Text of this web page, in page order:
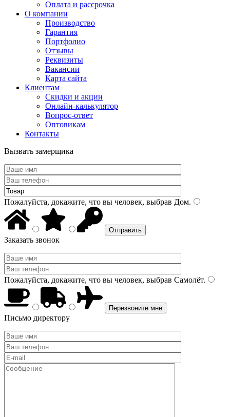
Оплата и рассрочка
О компании
Производство
Гарантия
Портфолио
Отзывы
Реквизиты
Вакансии
Карта сайта
Клиентам
Скидки и акции
Онлайн-калькулятор
Вопрос-ответ
Оптовикам
Контакты
Вызвать замерщика
Пожалуйста, докажите, что вы человек, выбрав Дом.
Заказать звонок
Пожалуйста, докажите, что вы человек, выбрав Самолёт.
Письмо директору